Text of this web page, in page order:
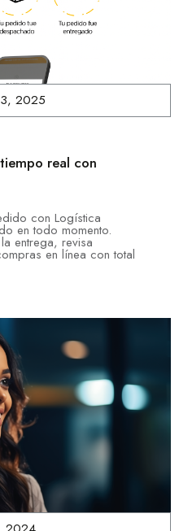
2025
real con
con Logística
en todo momento.
entrega, revisa
en línea con total